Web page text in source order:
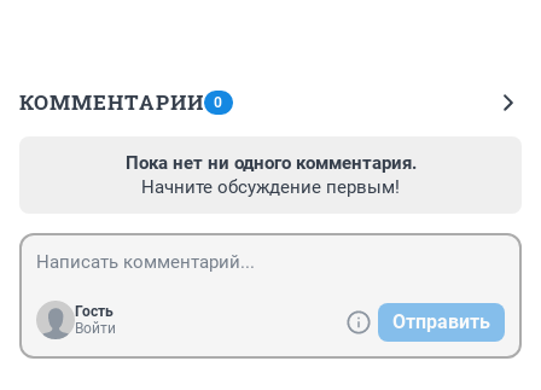
КОММЕНТАРИИ 0
Пока нет ни одного комментария.
Начните обсуждение первым!
Гость
Войти
Отправить